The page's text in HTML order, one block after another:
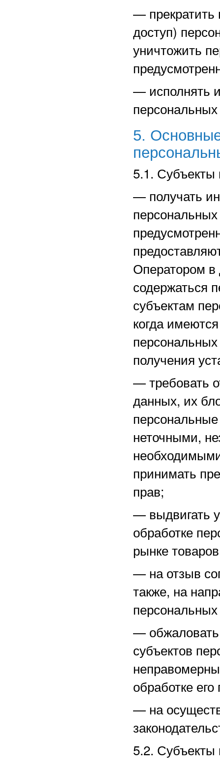
—
доступ)
уничтожить
— исполнять
5.
5.1.
— получать
Оператором
содержаться
субъектам
когда
получения
—требовать
данных, их
неточными,
принимать
прав;
— выдвигать
обработке
рынке
— на отзыв
также, на
—
субъектов
обработке
— на
5.2.